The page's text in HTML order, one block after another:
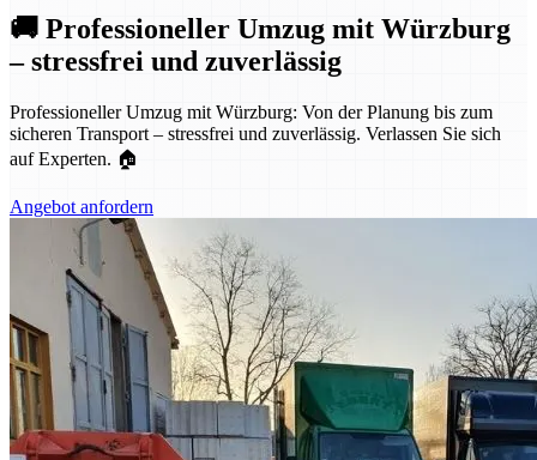
🚚 Professioneller Umzug mit Würzburg
– stressfrei und zuverlässig
Professioneller Umzug mit Würzburg: Von der Planung bis zum
sicheren Transport – stressfrei und zuverlässig. Verlassen Sie sich
auf Experten. 🏠
Angebot anfordern